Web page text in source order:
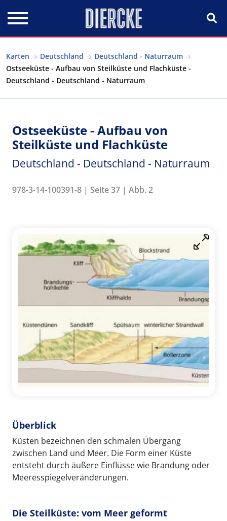
Karten Deutschland
Deutschland - Naturraum
Ostseeküste - Aufbau von Steilküste und Flachküste -
Deutschland - Deutschland - Naturraum
Ostseeküste - Aufbau von
Steilküste und Flachküste
Deutschland - Deutschland - Naturraum
978-3-14-100391-8 | Seite 37 | Abb. 2
Überblick
Küsten bezeichnen den schmalen Übergang
zwischen Land und Meer. Die Form einer Küste
entsteht durch äußere Einflüsse wie Brandung oder
Meeresspiegelveränderungen.
Die Steilküste: vom Meer geformt